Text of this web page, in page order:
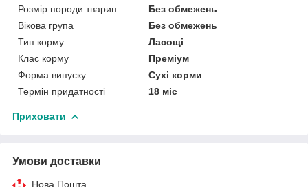
Розмір породи тварин
Без обмежень
Вікова група
Без обмежень
Тип корму
Ласощі
Клас корму
Преміум
Форма випуску
Сухі корми
Термін придатності
18 міс
Приховати
Умови доставки
Нова Пошта